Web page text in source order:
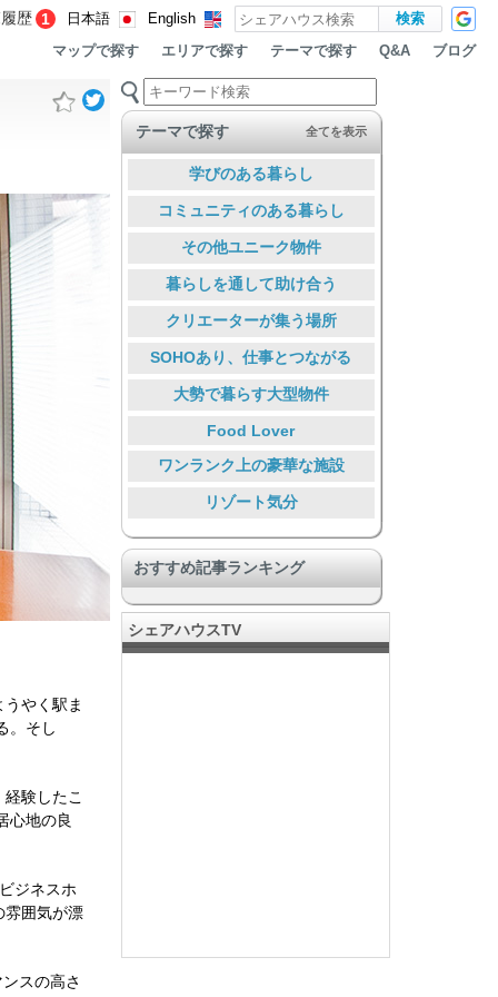
歴 1 日本語 English
マップで探す エリアで探す テーマで探す Q&A ブログ
やく駅ま
。そし
験したこ
心地の良
ジネスホ
雰囲気が漂
スの高さ
テーマで探す 全てを表示
学びのある暮らし
コミュニティのある暮らし
その他ユニーク物件
暮らしを通して助け合う
クリエーターが集う場所
SOHOあり、仕事とつながる
大勢で暮らす大型物件
Food Lover
ワンランク上の豪華な施設
リゾート気分
音楽好きに嬉しい
DIY & リノベーション
旅人、短期滞在者向け
おすすめ記事ランキング
シェアハウスTV